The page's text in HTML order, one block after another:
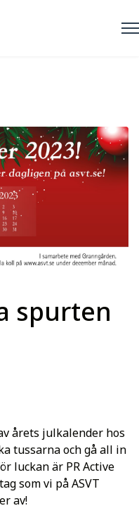
spurten
årets julkalender hos
tussarna och gå all in
luckan är PR Active
som vi på ASVT
av!